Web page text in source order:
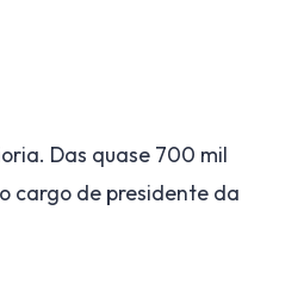
Das quase 700 mil
cargo de presidente da